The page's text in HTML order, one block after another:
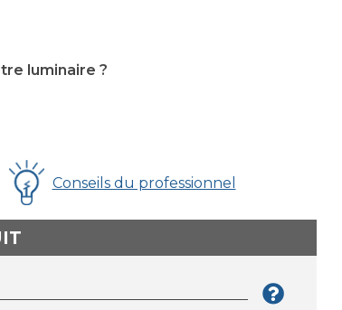
luminaire ?
Conseils du professionnel